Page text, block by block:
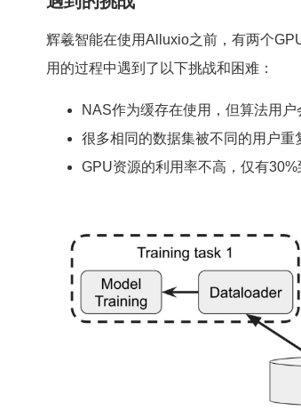
辉羲智能在使用Alluxio之前，有两个
用的过程中遇到了以下挑战和困难：
NAS作为缓存在使用，但算法用
很多相同的数据集被不同的用户重
GPU资源的利用率不高，仅有30%